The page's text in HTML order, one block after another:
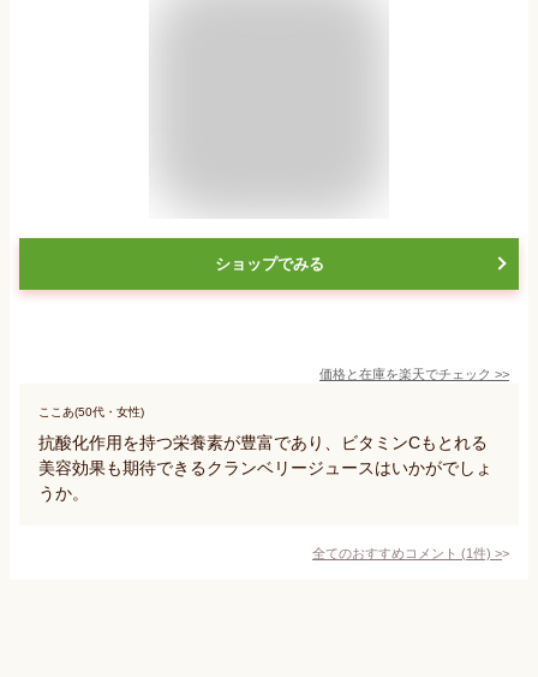
ショップでみる
価格と在庫を楽天でチェック >>
ここあ(50代・女性)
抗酸化作用を持つ栄養素が豊富であり、ビタミンCもとれる
美容効果も期待できるクランベリージュースはいかがでしょ
うか。
全てのおすすめコメント (1件) >